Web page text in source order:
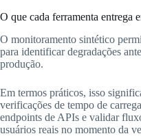
O que cada ferramenta entrega
O monitoramento sintético
para identificar degradações
produção.
Em termos práticos, isso
verificações de tempo de
endpoints de APIs e validar
usuários reais no momento da